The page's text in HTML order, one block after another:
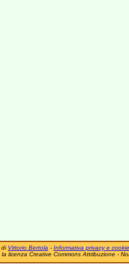
di Vittorio Bertola - Informativa privacy e cookie
licenza Creative Commons Attribuzione -